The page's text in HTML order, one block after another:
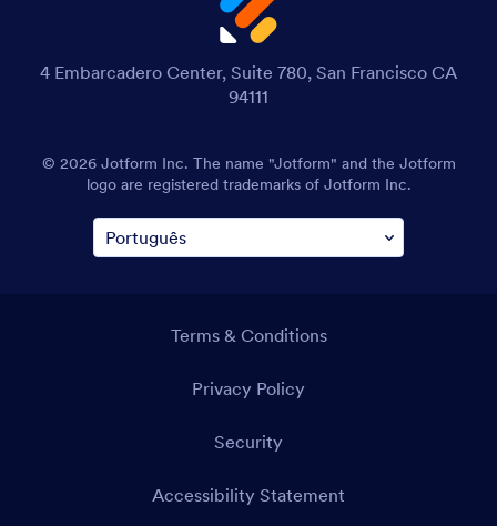
4 Embarcadero Center, Suite 780, San Francisco CA
94111
© 2026 Jotform Inc. The name "Jotform" and the Jotform
logo are registered trademarks of Jotform Inc.
Terms & Conditions
Privacy Policy
Security
Accessibility Statement